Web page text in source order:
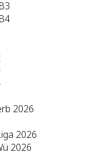
2026
2026
2026